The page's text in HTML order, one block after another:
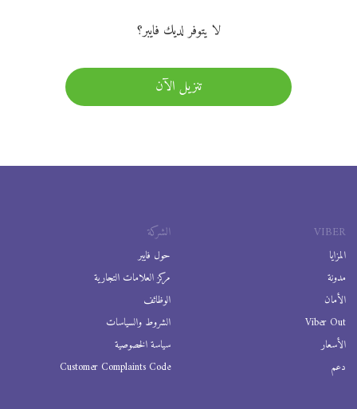
لا يتوفر لديك فايبر؟
تنزيل الآن
VIBER
المزايا
مدونة
الأمان
Viber Out
الأسعار
دعم
الشركة
حول فايبر
مركز العلامات التجارية
الوظائف
الشروط والسياسات
سياسة الخصوصية
Customer Complaints Code